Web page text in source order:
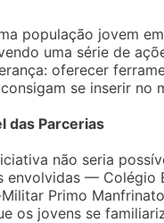
população jovem
uma série de
oferecer
se inserir no
das Parcerias
não seria
envolvidas — Colégio
Primo
os jovens se